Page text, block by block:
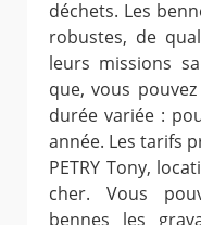
déchets. Les
robustes, de
leurs missions
que, vous
durée variée :
année. Les tarifs
PETRY Tony,
cher. Vous
bennes les